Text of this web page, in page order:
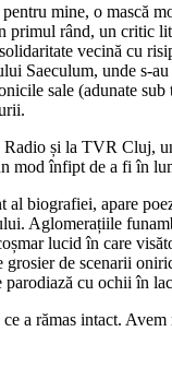
mine, o mască
primul rând, un critic
vecină cu
Saeculum, unde s-
sale (adunate sub
Radio și la TVR Cluj,
mod înfipt de a fi în
biografiei, apare
Aglomerațiile
lucid în care
de scenarii
parodiază cu ochii în
a rămas intact.